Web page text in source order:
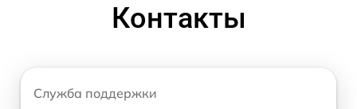
Контакты
Служба поддержки